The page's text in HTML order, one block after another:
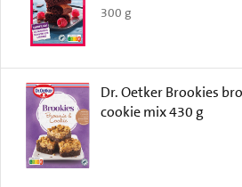
300 g
Dr. Oetker Brookies
cookie mix 430 g